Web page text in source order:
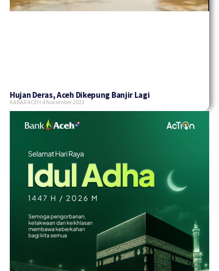
Hujan Deras, Aceh Dikepung Banjir Lagi
KABAR ACEH 4 November 2022